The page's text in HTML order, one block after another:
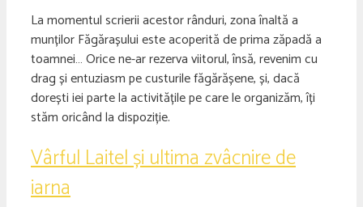
La momentul scrierii acestor rânduri, zona înaltă a
munților Făgărașului este acoperită de prima zăpadă a
toamnei… Orice ne-ar rezerva viitorul, însă, revenim cu
drag și entuziasm pe custurile făgărășene, și, dacă
dorești iei parte la activitățile pe care le organizăm, îți
stăm oricând la dispoziție.
Vârful Laitel și ultima zvâcnire de
iarna